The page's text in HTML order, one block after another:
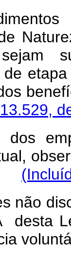
não
desta